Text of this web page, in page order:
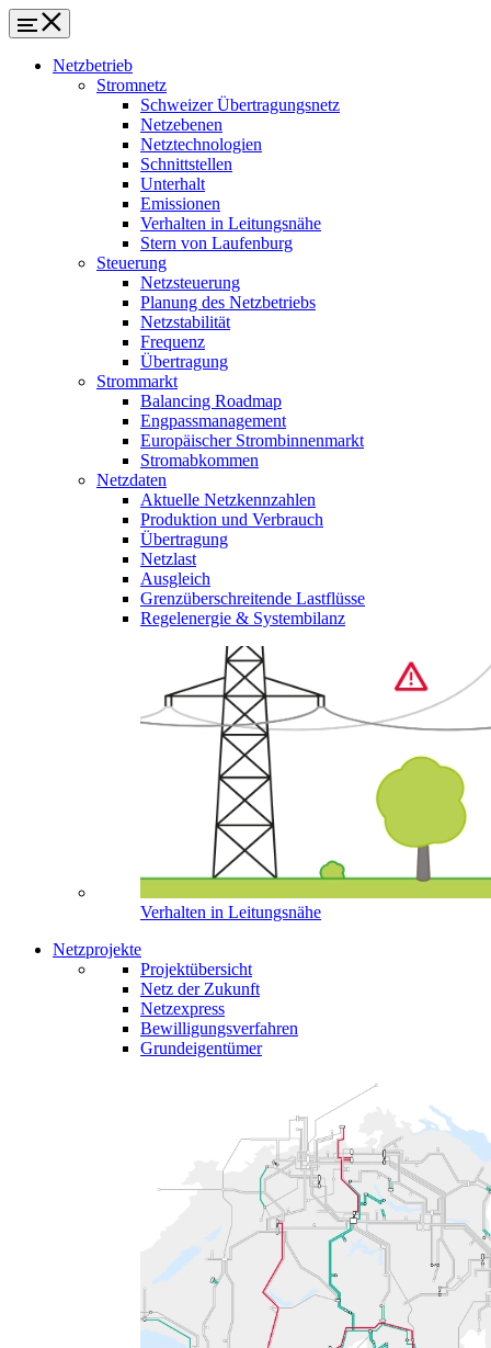
Netzbetrieb
Stromnetz
Schweizer Übertragungsnetz
Netzebenen
Netztechnologien
Schnittstellen
Unterhalt
Emissionen
Verhalten in Leitungsnähe
Stern von Laufenburg
Steuerung
Netzsteuerung
Planung des Netzbetriebs
Netzstabilität
Frequenz
Übertragung
Strommarkt
Balancing Roadmap
Engpassmanagement
Europäischer Strombinnenmarkt
Stromabkommen
Netzdaten
Aktuelle Netzkennzahlen
Produktion und Verbrauch
Übertragung
Netzlast
Ausgleich
Grenzüberschreitende Lastflüsse
Regelenergie & Systembilanz
Verhalten in Leitungsnähe
Netzprojekte
Projektübersicht
Netz der Zukunft
Netzexpress
Bewilligungsverfahren
Grundeigentümer